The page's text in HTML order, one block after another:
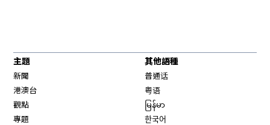
主題
新聞
港澳台
觀點
專題
其他語種
普通话
粤语
မြန်မာ
한국어